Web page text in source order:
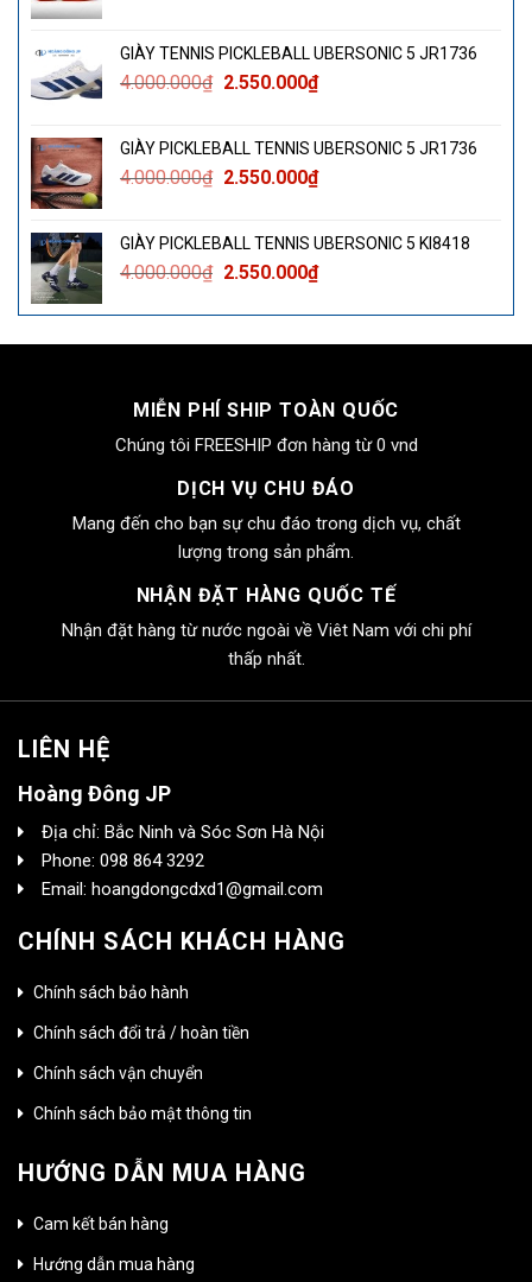
4.300.000₫.là:
2.850.000₫.
GIÀY TENNIS PICKLEBALL UBERSONIC 5 JR1736
4.000.000₫ Giá
4.000.000₫.
2.550.000₫Giá
là:
2.550.000₫.
GIÀY PICKLEBALL TENNIS UBERSONIC 5 JR1736
4.000.000₫ Giá
4.000.000₫.
2.550.000₫Giá
là:
2.550.000₫.
GIÀY PICKLEBALL TENNIS UBERSONIC 5 KI8418
4.000.000₫ Giá
là:
4.000.000₫.
2.550.000₫Giá
tại
là:
MIỄN PHÍ SHIP TOÀN QUỐC
Chúng tôi FREESHIP đơn hàng từ 0 vnd
DỊCH VỤ CHU ĐÁO
Mang đến cho bạn sự chu đáo trong dịch vụ, chất
lượng trong sản phẩm.
NHẬN ĐẶT HÀNG QUỐC TẾ
Nhận đặt hàng từ nước ngoài về Viêt Nam với chi phí
thấp nhất.
LIÊN HỆ
Hoàng Đông JP
Địa chỉ: Bắc Ninh và Sóc Sơn Hà Nội
Phone: 098 864 3292
Email: hoangdongcdxd1@gmail.com
CHÍNH SÁCH KHÁCH HÀNG
Chính sách bảo hành
Chính sách đổi trả / hoàn tiền
Chính sách vận chuyển
Chính sách bảo mật thông tin
HƯỚNG DẪN MUA HÀNG
Cam kết bán hàng
Hướng dẫn mua hàng